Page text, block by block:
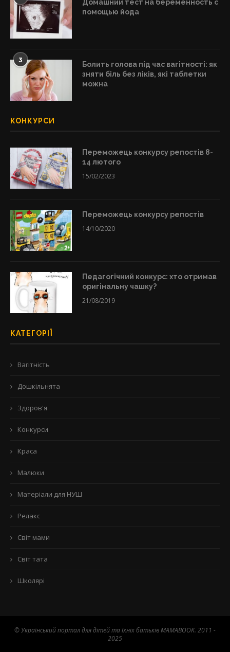
Домашний тест на беременность с
помощью йода
3
Болить голова під час вагітності: як
зняти біль без ліків, які таблетки
можна
КОНКУРСИ
Переможець конкурсу репостів 8-
14 лютого
15/02/2023
Переможець конкурсу репостів
14/10/2020
Педагогічний конкурс: хто отримав
оригінальну чашку?
21/08/2019
КАТЕГОРІЇ
Вагітність
Дошкільнята
Здоров'я
Конкурси
Краса
Малюки
Матеріали для НУШ
Релакс
Світ мами
Світ тата
Школярі
© Український портал для дітей та їхніх батьків MAMABOOK. 2011 -
2025